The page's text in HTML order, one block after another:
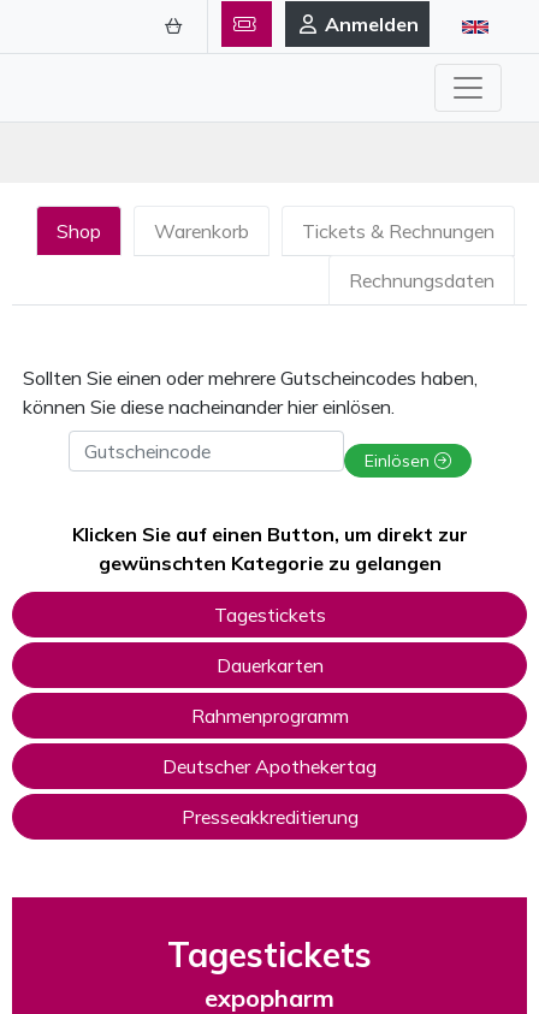
Anmelden
Shop Warenkorb Tickets & Rechnungen
Rechnungsdaten
Sollten Sie einen oder mehrere Gutscheincodes haben,
können Sie diese nacheinander hier einlösen.
Gutscheincode
Einlösen
Klicken Sie auf einen Button, um direkt zur
gewünschten Kategorie zu gelangen
Tagestickets
Dauerkarten
Rahmenprogramm
Deutscher Apothekertag
Presseakkreditierung
Tagestickets
expopharm